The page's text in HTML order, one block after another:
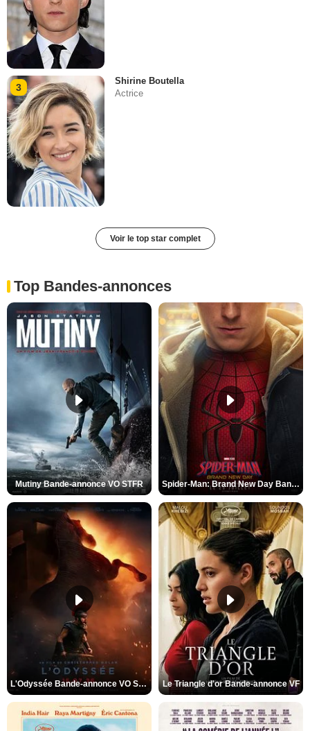
3
Shirine Boutella
Actrice
Voir le top star complet
Top Bandes-annonces
Mutiny Bande-annonce VO STFR Spider-Man: Brand New Day Bande-annonce VO STFR
L'Odyssée Bande-annonce VO STFR Le Triangle d'or Bande-annonce VF